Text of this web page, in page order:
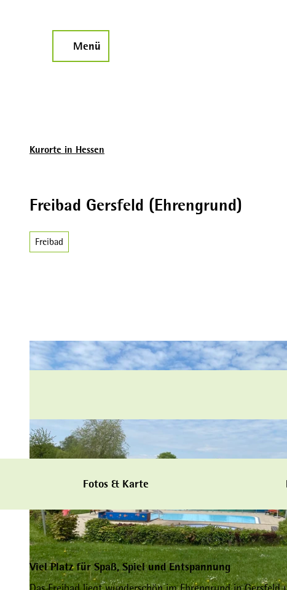
Menü
Kurorte in Hessen
Freibad Gersfeld (Ehrengrund)
Freibad
Fotos & Karte
Viel Platz für Spaß, Spiel und Entspannung